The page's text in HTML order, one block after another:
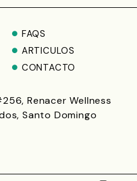
FAQS
ARTICULOS
CONTACTO
Renacer Wellness
Santo Domingo